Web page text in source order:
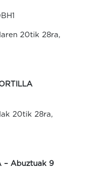
20tik 28ra,
20tik 28ra,
– Abuztuak 9